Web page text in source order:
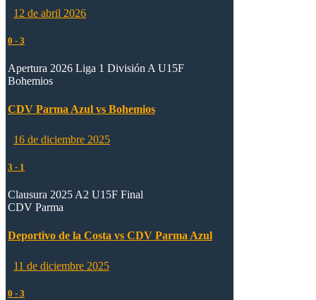
12 de abril 2026
0 - 3
Apertura 2026 Liga 1 División A U15F
Bohemios
CDV Parma Azul vs Bohemios
16 de diciembre 2025
3 - 1
Clausura 2025 A2 U15F Final
CDV Parma
Deportivo de la Costa vs CDV Parma Azul
11 de diciembre 2025
0 - 3